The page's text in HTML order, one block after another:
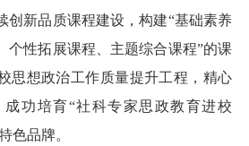
新品质课程建设，构建“基础素养
个性拓展课程、主题综合课程”的课
思想政治工作质量提升工程，精心
成功培育“社科专家思政教育进校
色品牌。